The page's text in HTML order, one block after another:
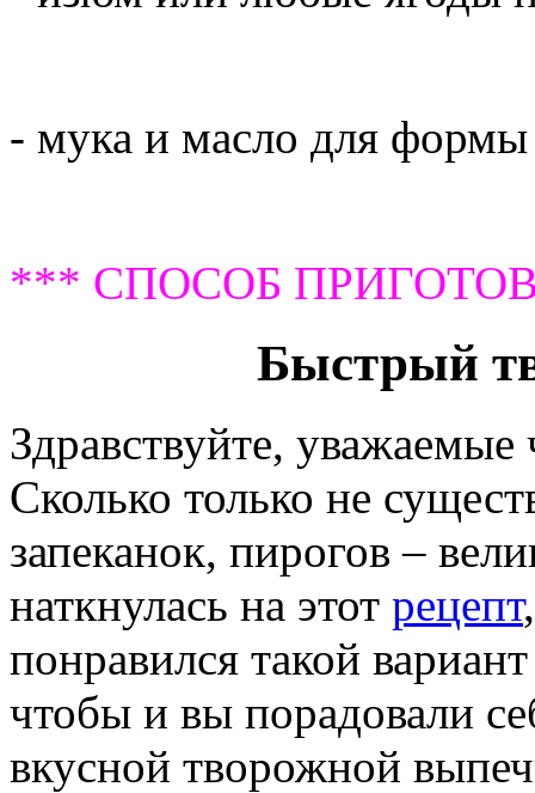
- мука и масло для формы
*** СПОСОБ
Быстрый
Здравствуйте, уважаемые
Сколько только не
запеканок, пирогов –
наткнулась на этот рецепт
понравился такой
чтобы и вы порадовали
вкусной творожной